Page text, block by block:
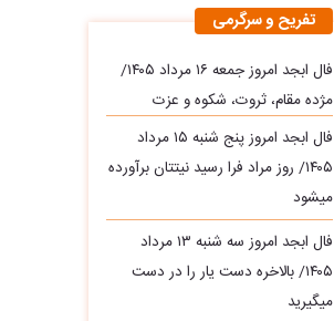
تفریح و سرگرمی
فال ابجد امروز جمعه ۱۶ مرداد ۱۴۰۵/
مژده مقام، ثروت، شکوه و عزت
فال ابجد امروز پنج شنبه ۱۵ مرداد
۱۴۰۵/ روز مراد فرا رسید نیتتان برآورده
میشود
فال ابجد امروز سه‌ شنبه ۱۳ مرداد
۱۴۰۵/ بالاخره دست یار را در دست
میگیرید